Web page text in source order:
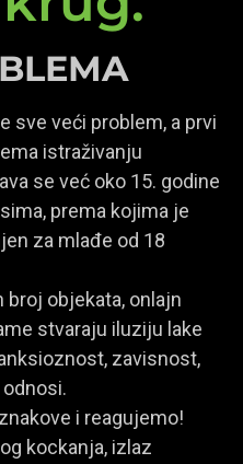
sve veći problem, a prvi
istraživanju
se već oko 15. godine
prema kojima je
za mlađe od 18
broj objekata, onlajn
stvaraju iluziju lake
zavisnost,
i reagujemo!
kockanja, izlaz